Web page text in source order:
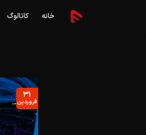
خانه کاتالوگ
۳۱
فروردین